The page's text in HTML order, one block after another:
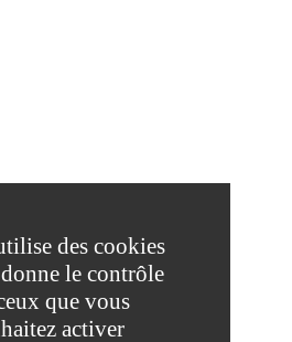
des cookies
le contrôle
que vous
activer